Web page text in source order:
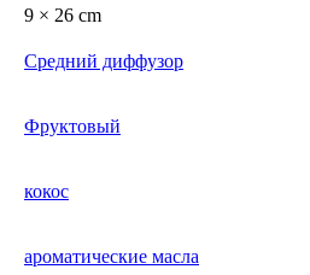
9 × 26 cm
Средний диффузор
Фруктовый
кокос
ароматические масла